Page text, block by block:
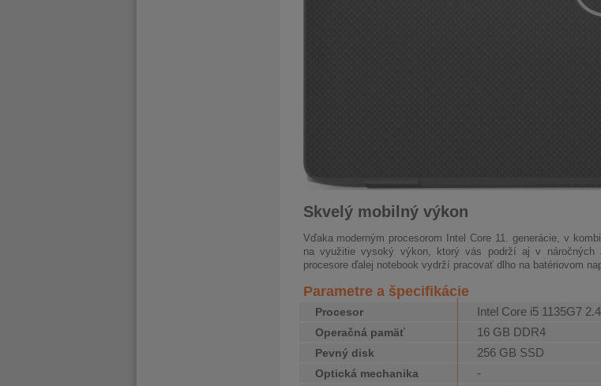
Skvelý mobilný výkon
Vďaka moderným procesorom Intel Core 11. generácie, v
na využitie vysoký výkon, ktorý vás podrží aj v náročných
procesore ďalej notebook vydrží pracovať dlho na batériovom
Parametre a špecifikácie
Procesor Intel Core i5 1135G7
Operačná pamäť 16 GB DDR4
Pevný disk 256 GB SSD
Optická mechanika -